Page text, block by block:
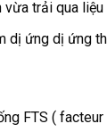
trải qua
ứng dị ứng
FTS (